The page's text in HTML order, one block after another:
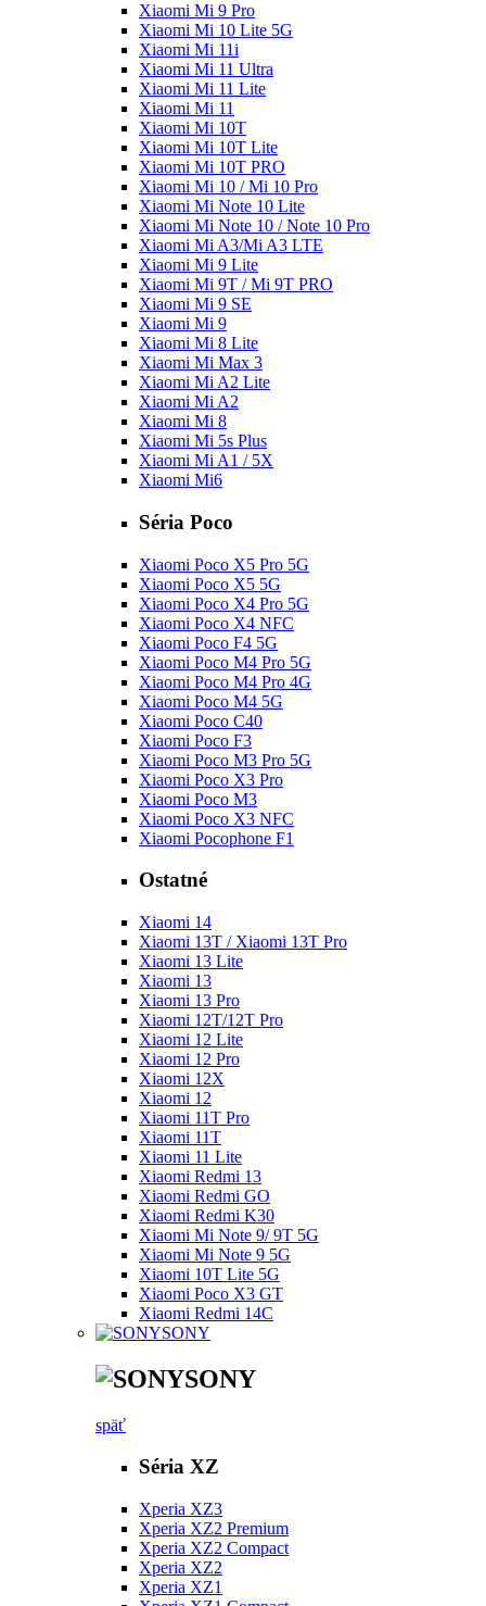
Xiaomi Mi 9 Pro
Xiaomi Mi 10 Lite 5G
Xiaomi Mi 11i
Xiaomi Mi 11 Ultra
Xiaomi Mi 11 Lite
Xiaomi Mi 11
Xiaomi Mi 10T
Xiaomi Mi 10T Lite
Xiaomi Mi 10T PRO
Xiaomi Mi 10 / Mi 10 Pro
Xiaomi Mi Note 10 Lite
Xiaomi Mi Note 10 / Note 10 Pro
Xiaomi Mi A3/Mi A3 LTE
Xiaomi Mi 9 Lite
Xiaomi Mi 9T / Mi 9T PRO
Xiaomi Mi 9 SE
Xiaomi Mi 9
Xiaomi Mi 8 Lite
Xiaomi Mi Max 3
Xiaomi Mi A2 Lite
Xiaomi Mi A2
Xiaomi Mi 8
Xiaomi Mi 5s Plus
Xiaomi Mi A1 / 5X
Xiaomi Mi6
Séria Poco
Xiaomi Poco X5 Pro 5G
Xiaomi Poco X5 5G
Xiaomi Poco X4 Pro 5G
Xiaomi Poco X4 NFC
Xiaomi Poco F4 5G
Xiaomi Poco M4 Pro 5G
Xiaomi Poco M4 Pro 4G
Xiaomi Poco M4 5G
Xiaomi Poco C40
Xiaomi Poco F3
Xiaomi Poco M3 Pro 5G
Xiaomi Poco X3 Pro
Xiaomi Poco M3
Xiaomi Poco X3 NFC
Xiaomi Pocophone F1
Ostatné
Xiaomi 14
Xiaomi 13T / Xiaomi 13T Pro
Xiaomi 13 Lite
Xiaomi 13
Xiaomi 13 Pro
Xiaomi 12T/12T Pro
Xiaomi 12 Lite
Xiaomi 12 Pro
Xiaomi 12X
Xiaomi 12
Xiaomi 11T Pro
Xiaomi 11T
Xiaomi 11 Lite
Xiaomi Redmi 13
Xiaomi Redmi GO
Xiaomi Redmi K30
Xiaomi Mi Note 9/ 9T 5G
Xiaomi Mi Note 9 5G
Xiaomi 10T Lite 5G
Xiaomi Poco X3 GT
Xiaomi Redmi 14C
SONY
SONY
späť
Séria XZ
Xperia XZ3
Xperia XZ2 Premium
Xperia XZ2 Compact
Xperia XZ2
Xperia XZ1